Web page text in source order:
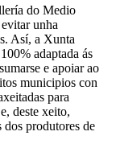
do Medio
unha
Así, a Xunta
adaptada ás
e apoiar ao
municipios con
para
deste xeito,
produtores de